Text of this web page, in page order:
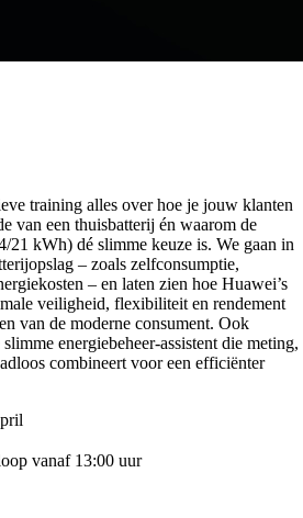
training alles over hoe je jouw klanten
van een thuisbatterij én waarom de
kWh) dé slimme keuze is. We gaan in
– zoals zelfconsumptie,
– en laten zien hoe Huawei’s
veiligheid, flexibiliteit en rendement
van de moderne consument. Ook
energiebeheer-assistent die meting,
combineert voor een efficiënter
vanaf 13:00 uur